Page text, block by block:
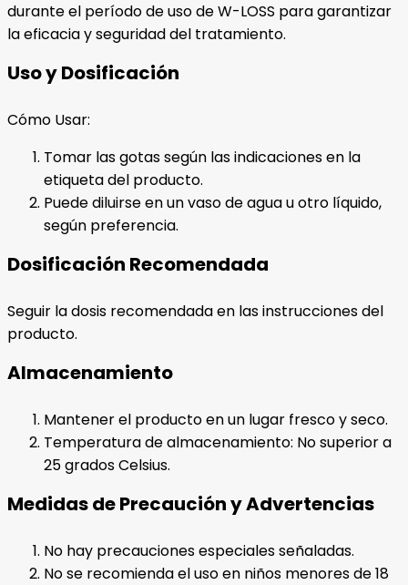
durante el período de uso de W-LOSS para garantizar
la eficacia y seguridad del tratamiento.
Uso y Dosificación
Cómo Usar:
Tomar las gotas según las indicaciones en la
etiqueta del producto.
Puede diluirse en un vaso de agua u otro líquido,
según preferencia.
Dosificación Recomendada
Seguir la dosis recomendada en las instrucciones del
producto.
Almacenamiento
Mantener el producto en un lugar fresco y seco.
Temperatura de almacenamiento: No superior a
25 grados Celsius.
Medidas de Precaución y Advertencias
No hay precauciones especiales señaladas.
No se recomienda el uso en niños menores de 18